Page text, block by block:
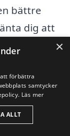
bättre
dig att
hitta den
kan du
få
passar
×
förbättra
samtycker
Läs mer
ALLT